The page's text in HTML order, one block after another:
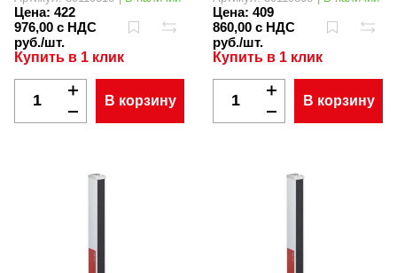
Цена: 422
976,00 с НДС
руб./шт.
Купить в 1 клик
В корзину
Цена: 409
860,00 с НДС
руб./шт.
Купить в 1 клик
В корзину